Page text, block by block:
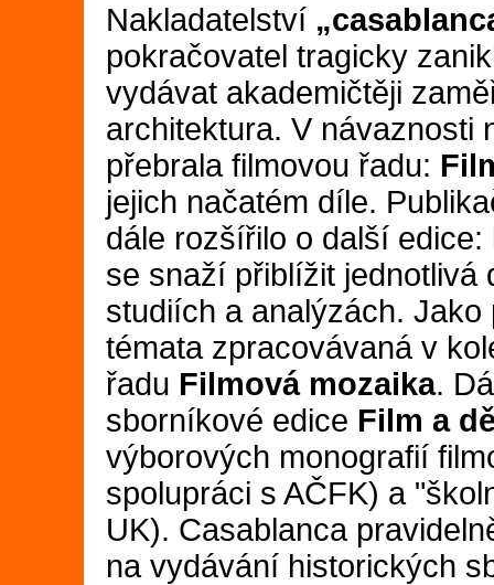
Nakladatelství
pokračovatel tragicky
vydávat akademičtěji
architektura. V návaznosti
přebrala filmovou řadu:
jejich načatém díle.
dále rozšířilo o další edice:
se snaží přiblížit jednotlivá
studiích a analýzách.
témata zpracovávaná v
řadu Filmová mozaika.
sborníkové edice Film a
výborových monografií
spolupráci s AČFK) a
UK). Casablanca
na vydávání historických